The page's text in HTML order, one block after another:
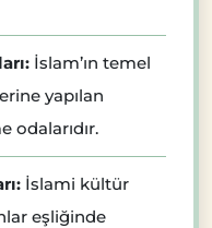
İslam’ın temel
yapılan
odalarıdır.
İslami kültür
eşliğinde